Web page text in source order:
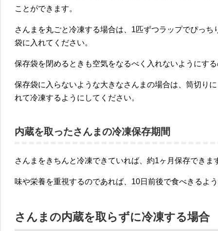
ことができます。
さんまを丸ごと冷凍する場合は、 1匹ずつラップでぴっち
袋に入れて ください。
保存袋を閉めるときも空気をなるべく入れないようにす
保存袋に入らないような大きなさんまの場合は、筒切り
れて冷凍するようにしてください。
内蔵を取ったさんまの冷凍保存期間
さんまをきちんと冷凍できていれば、 約1ヶ月保存できま
味や栄養を重視するのであれば、10日前後で食べきる よ
さんまの内蔵を取らずに冷凍する場合